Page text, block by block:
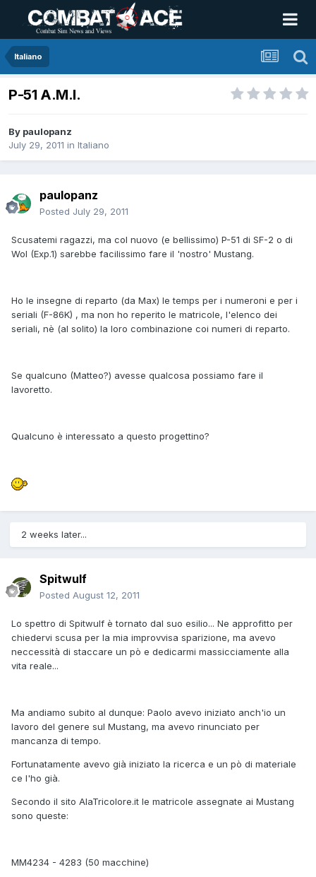
Italiano
P-51 A.M.I.
By paulopanz
July 29, 2011 in Italiano
paulopanz
Posted July 29, 2011
Scusatemi ragazzi, ma col nuovo (e bellissimo) P-51 di SF-2 o di
WoI (Exp.1) sarebbe facilissimo fare il 'nostro' Mustang.
Ho le insegne di reparto (da Max) le temps per i numeroni e per i
seriali (F-86K) , ma non ho reperito le matricole, l'elenco dei
seriali, nè (al solito) la loro combinazione coi numeri di reparto.
Se qualcuno (Matteo?) avesse qualcosa possiamo fare il
lavoretto.
Qualcuno è interessato a questo progettino?
2 weeks later...
Spitwulf
Posted August 12, 2011
Lo spettro di Spitwulf è tornato dal suo esilio... Ne approfitto per
chiedervi scusa per la mia improvvisa sparizione, ma avevo
neccessità di staccare un pò e dedicarmi massicciamente alla
vita reale...
Ma andiamo subito al dunque: Paolo avevo iniziato anch'io un
lavoro del genere sul Mustang, ma avevo rinunciato per
mancanza di tempo.
Fortunatamente avevo già iniziato la ricerca e un pò di materiale
ce l'ho già.
Secondo il sito AlaTricolore.it le matricole assegnate ai Mustang
sono queste:
MM4234 - 4283 (50 macchine)